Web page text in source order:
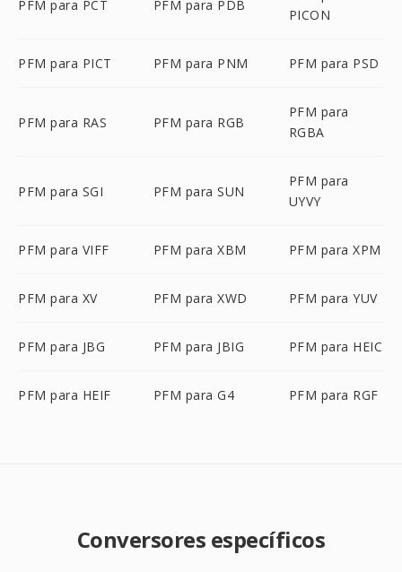
PFM para PCT PFM para PDB
PICON
PFM para PICT PFM para PNM PFM para PSD
PFM para RAS PFM para RGB
PFM para
RGBA
PFM para SGI PFM para SUN
PFM para
UYVY
PFM para VIFF PFM para XBM PFM para XPM
PFM para XV PFM para XWD PFM para YUV
PFM para JBG PFM para JBIG PFM para HEIC
PFM para HEIF PFM para G4 PFM para RGF
Conversores específicos